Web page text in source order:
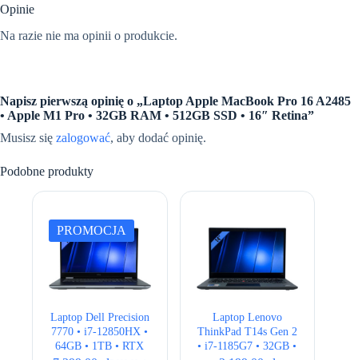
Opinie
Na razie nie ma opinii o produkcie.
Napisz pierwszą opinię o „Laptop Apple MacBook Pro 16 A2485
• Apple M1 Pro • 32GB RAM • 512GB SSD • 16″ Retina”
Musisz się zalogować, aby dodać opinię.
Podobne produkty
PROMOCJA
Laptop Dell Precision
7770 • i7-12850HX •
64GB • 1TB • RTX
Laptop Lenovo
ThinkPad T14s Gen 2
• i7-1185G7 • 32GB •